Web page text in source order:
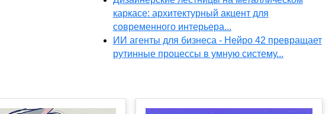
каркасе: архитектурный акцент для
современного интерьера...
ИИ агенты для бизнеса - Нейро 42 превращает
рутинные процессы в умную систему...